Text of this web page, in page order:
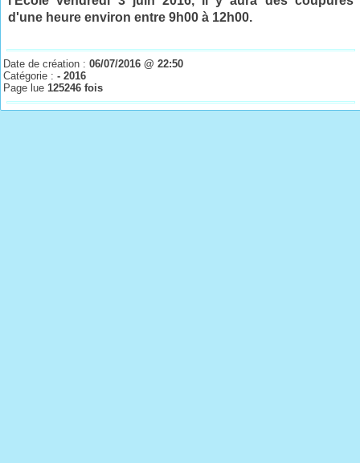
d'une heure environ entre 9h00 à 12h00.
Date de création :06/07/2016 @ 22:50
Catégorie :- 2016
Page lue 125246 fois